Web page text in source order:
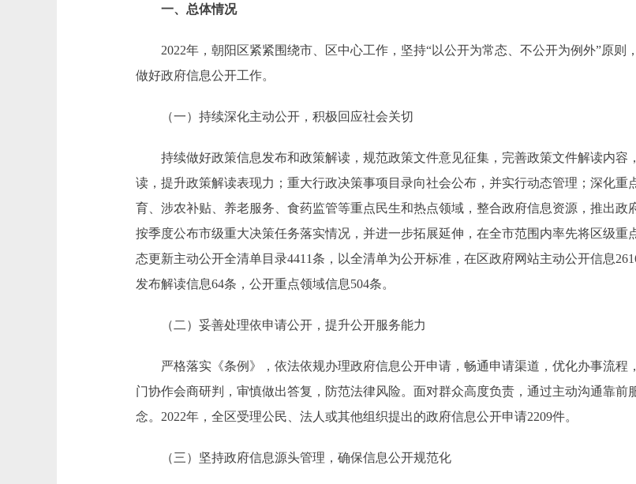
一、总体情况
2022年，朝阳区紧紧围绕市、区中心工作，坚持“以公开为常态、不公开为例外”原则
做好政府信息公开工作。
（一）持续深化主动公开，积极回应社会关切
持续做好政策信息发布和政策解读，规范政策文件意见征集，完善政策文件解读内容
读，提升政策解读表现力；重大行政决策事项目录向社会公布，并实行动态管理；深化
育、涉农补贴、养老服务、食药监管等重点民生和热点领域，整合政府信息资源，推出政
按季度公布市级重大决策任务落实情况，并进一步拓展延伸，在全市范围内率先将区级重
态更新主动公开全清单目录4411条，以全清单为公开标准，在区政府网站主动公开信息
发布解读信息64条，公开重点领域信息504条。
（二）妥善处理依申请公开，提升公开服务能力
严格落实《条例》，依法依规办理政府信息公开申请，畅通申请渠道，优化办事流程
门协作会商研判，审慎做出答复，防范法律风险。面对群众高度负责，通过主动沟通靠前
念。2022年，全区受理公民、法人或其他组织提出的政府信息公开申请2209件。
（三）坚持政府信息源头管理，确保信息公开规范化